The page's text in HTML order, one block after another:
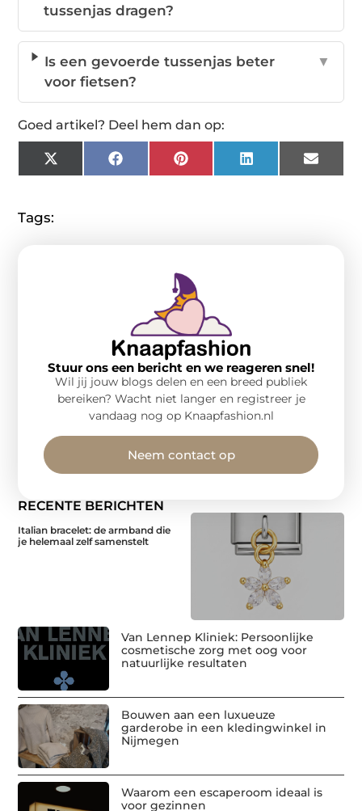
tussenjas dragen?
Is een gevoerde tussenjas beter
voor fietsen?
▼
Goed artikel? Deel hem dan op:
X
(Twitter)
FacebookPinterestLinkedInEmail
Tags:
RECENTE BERICHTEN
Italian bracelet: de armband die
je helemaal zelf samenstelt
Van Lennep Kliniek: Persoonlijke
cosmetische zorg met oog voor
natuurlijke resultaten
Bouwen aan een luxueuze
garderobe in een kledingwinkel in
Nijmegen
Waarom een escaperoom ideaal is
voor gezinnen
Stuur ons een bericht en we reageren snel!
Wil jij jouw blogs delen en een breed publiek
bereiken? Wacht niet langer en registreer je
vandaag nog op Knaapfashion.nl
Neem contact op